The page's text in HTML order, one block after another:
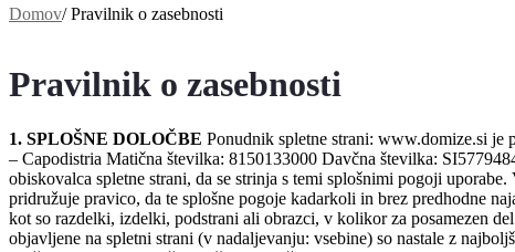
Domov/Pravilnik o zasebnosti
Pravilnik o zasebnosti
1. SPLOŠNE DOLOČBE Ponudnik spletne strani: www.domize.si
– Capodistria Matična številka: 8150133000 Davčna številka:
obiskovalca spletne strani, da se strinja s temi splošnimi pogoji
pridružuje pravico, da te splošne pogoje kadarkoli in brez predhodne
kot so razdelki, izdelki, podstrani ali obrazci, v kolikor za posamezen
objavljene na spletni strani (v nadaljevanju: vsebine) so nastale z